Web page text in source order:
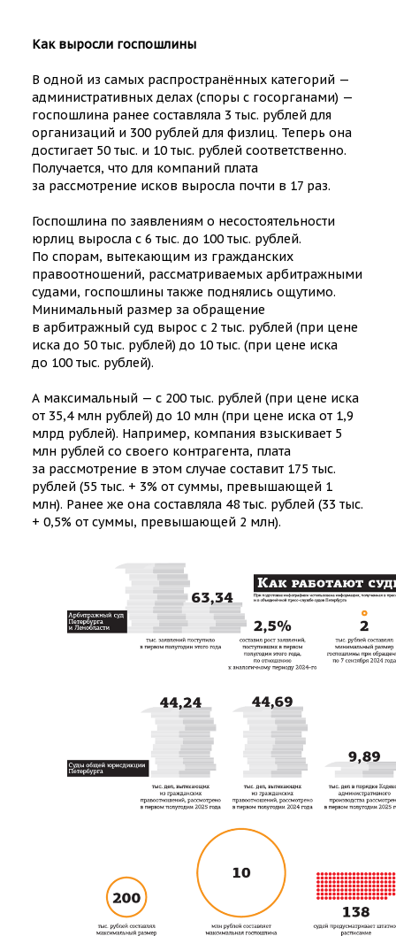
Как выросли госпошлины
В одной из самых распространённых категорий —
административных делах (споры с госорганами) —
госпошлина ранее составляла 3 тыс. рублей для
организаций и 300 рублей для физлиц. Теперь она
достигает 50 тыс. и 10 тыс. рублей соответственно.
Получается, что для компаний плата
за рассмотрение исков выросла почти в 17 раз.
Госпошлина по заявлениям о несостоятельности
юрлиц выросла с 6 тыс. до 100 тыс. рублей.
По спорам, вытекающим из гражданских
правоотношений, рассматриваемых арбитражными
судами, госпошлины также поднялись ощутимо.
Минимальный размер за обращение
в арбитражный суд вырос с 2 тыс. рублей (при цене
иска до 50 тыс. рублей) до 10 тыс. (при цене иска
до 100 тыс. рублей).
А максимальный — с 200 тыс. рублей (при цене иска
от 35,4 млн рублей) до 10 млн (при цене иска от 1,9
млрд рублей). Например, компания взыскивает 5
млн рублей со своего контрагента, плата
за рассмотрение в этом случае составит 175 тыс.
рублей (55 тыс. + 3% от суммы, превышающей 1
млн). Ранее же она составляла 48 тыс. рублей (33 тыс.
+ 0,5% от суммы, превышающей 2 млн).